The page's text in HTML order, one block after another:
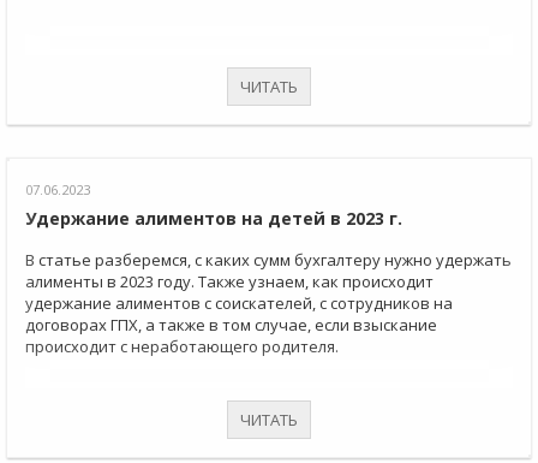
ЧИТАТЬ
07.06.2023
Удержание алиментов на детей в 2023 г.
В статье разберемся, с каких сумм бухгалтеру нужно удержать
алименты в 2023 году. Также узнаем, как происходит
удержание алиментов с соискателей, с сотрудников на
договорах ГПХ, а также в том случае, если взыскание
происходит с неработающего родителя.
ЧИТАТЬ